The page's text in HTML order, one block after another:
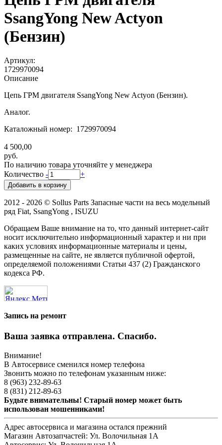
SsangYong New Actyon
(Бензин)
Артикул:
1729970094
Описание
Цепь ГРМ двигателя SsangYong New Actyon (Бензин).
Аналог.
Каталожный номер: 1729970094
4 500,00
руб.
По наличию товара уточняйте у менеджера
Количество - +
2012 - 2026 © Sollus Parts Запасные части на весь модельный
ряд Fiat, SsangYong , ISUZU
Обращаем Ваше внимание на то, что данный интернет-сайт
носит исключительно информационный характер и ни при
каких условиях информационные материалы и цены,
размещенные на сайте, не является публичной офертой,
определяемой положениями Статьи 437 (2) Гражданского
кодекса РФ.
Запись на ремонт
Ваша заявка отправлена. Спасибо.
Внимание!
В Автосервисе сменился номер телефона
Звонить можно по телефонам указанным ниже:
8 (963) 232-89-63
8 (831) 212-89-63
Будьте внимательны! Старый номер может быть
использован мошенниками!
Адрес автосервиса и магазина остался прежний
Магазин Автозапчастей: Ул. Волочильная 1А